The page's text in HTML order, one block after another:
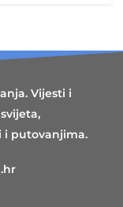
Vijesti i
i putovanjima.